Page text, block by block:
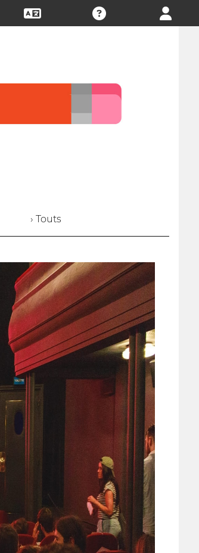
› Touts